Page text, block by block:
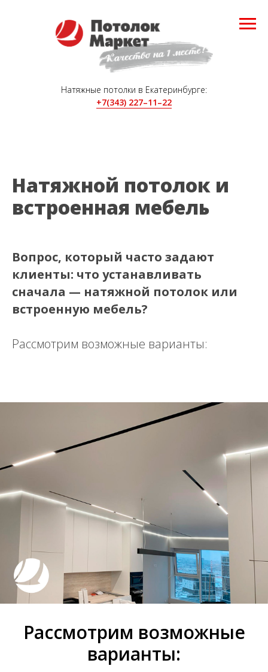
Натяжные потолки в Екатеринбурге:
+7(343) 227–11–22
Натяжной потолок и
встроенная мебель
Вопрос, который часто задают
клиенты: что устанавливать
сначала — натяжной потолок или
встроенную мебель?
Рассмотрим возможные варианты:
Рассмотрим возможные
варианты: